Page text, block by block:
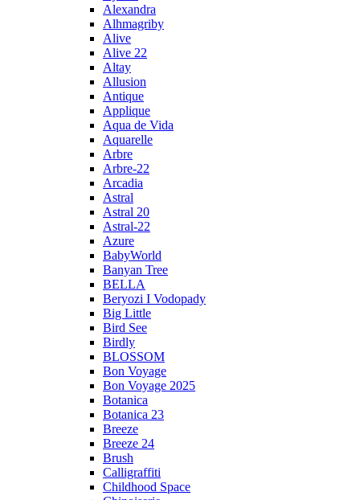
Alexandra
Alhmagriby
Alive
Alive 22
Altay
Allusion
Antique
Applique
Aqua de Vida
Aquarelle
Arbre
Arbre-22
Arcadia
Astral
Astral 20
Astral-22
Azure
BabyWorld
Banyan Tree
BELLA
Beryozi I Vodopady
Big Little
Bird See
Birdly
BLOSSOM
Bon Voyage
Bon Voyage 2025
Botanica
Botanica 23
Breeze
Breeze 24
Brush
Calligraffiti
Childhood Space